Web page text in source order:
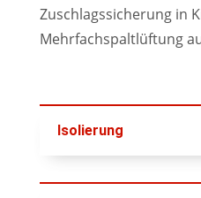
Zuschlagssicherung in
Mehrfachspaltlüftung
Isolierung